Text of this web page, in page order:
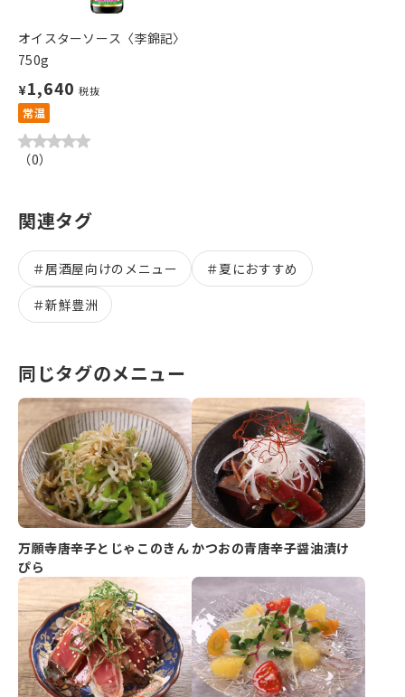
オイスターソース〈李錦記〉
750g
¥1,640 税抜
常温
（0）
関連タグ
＃居酒屋向けのメニュー ＃夏におすすめ
＃新鮮豊洲
同じタグのメニュー
万願寺唐辛子とじゃこのきん
ぴら
かつおの青唐辛子醤油漬け